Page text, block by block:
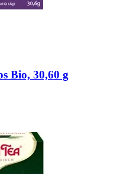
Bio, 30,60 g